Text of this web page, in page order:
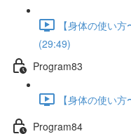
【身体の使い
(29:49)
Program83
【身体の使い
Program84